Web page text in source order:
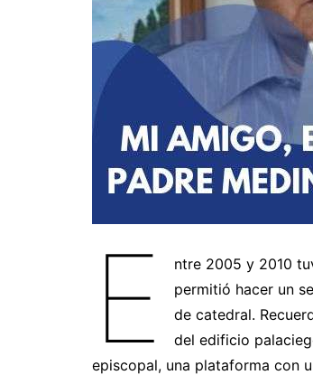
E
ntre 2005 y 2010
permitió hacer un
de catedral.
del edificio
episcopal, una plataforma con